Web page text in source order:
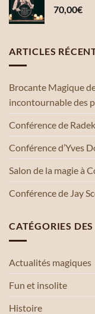
70,00€
ARTICLES
Brocante Magique
incontournable des
Conférence de
Conférence d’Yves
Salon de la magie à
Conférence de Jay
CATÉGORIES
Actualités magiques
Fun et insolite
Histoire